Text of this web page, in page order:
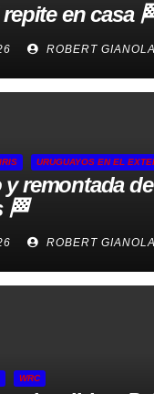
en casa
ROBERT GIANOLA
URUGUAYOS EN EL
y remontada de
🏁
ROBERT GIANOLA
WRC